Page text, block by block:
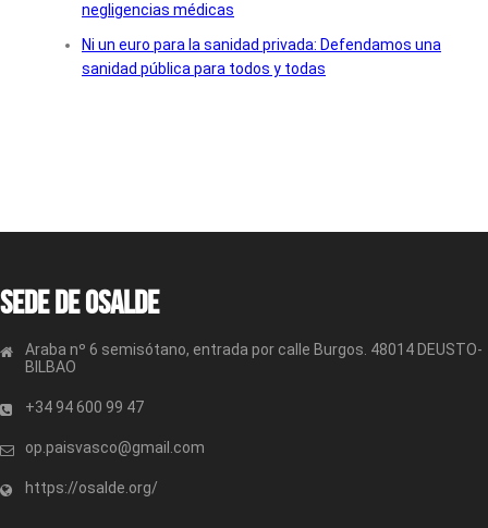
negligencias médicas
Ni un euro para la sanidad privada: Defendamos una
sanidad pública para todos y todas
Sede de OSALDE
Araba nº 6 semisótano, entrada por calle Burgos. 48014 DEUSTO-
BILBAO
+34 94 600 99 47
op.paisvasco@gmail.com
https://osalde.org/